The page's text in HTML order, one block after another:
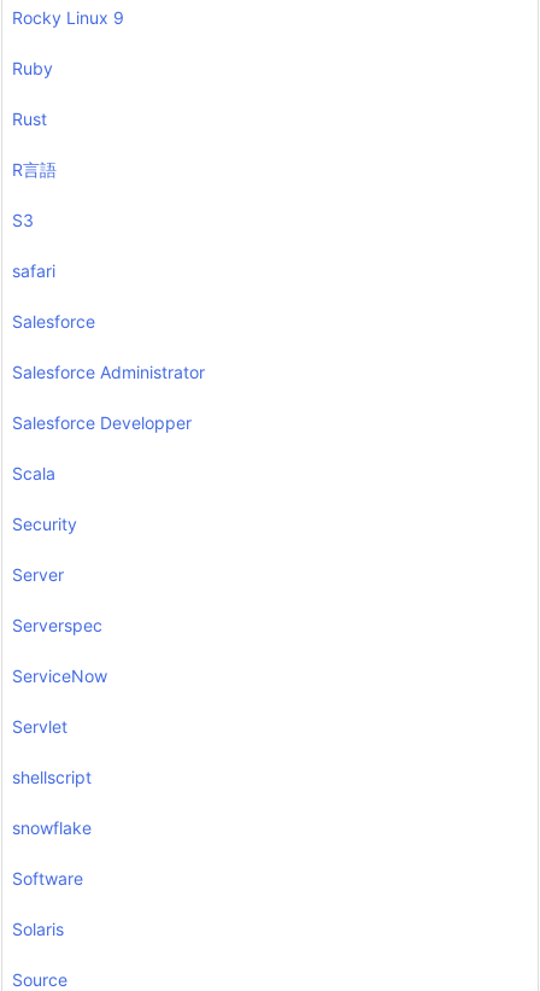
Rocky Linux 9
Ruby
Rust
R言語
S3
safari
Salesforce
Salesforce Administrator
Salesforce Developper
Scala
Security
Server
Serverspec
ServiceNow
Servlet
shellscript
snowflake
Software
Solaris
Source